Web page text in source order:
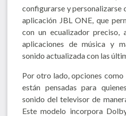
configurarse y personalizarse
aplicación JBL ONE, que
con un ecualizador preciso,
aplicaciones de música y
sonido actualizada con las
Por otro lado, opciones como
están pensadas para
sonido del televisor de
Este modelo incorpora